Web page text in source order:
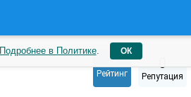
0
Рейтинг
0
Репутация
Подробнее в Политике. ОК